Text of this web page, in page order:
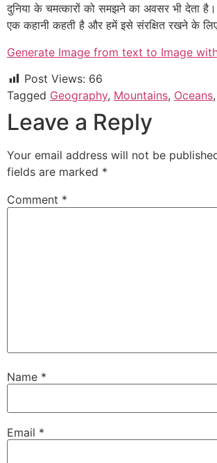
दुनिया के चमत्कारों को समझने का अवसर भी देता
एक कहानी कहती है और हमें इसे संरक्षित रखने के
Generate Image from text to Image
Post Views: 66
Tagged Geography, Mountains, Oceans,
Leave a Reply
Your email address will not be
fields are marked *
Comment *
Name *
Email *